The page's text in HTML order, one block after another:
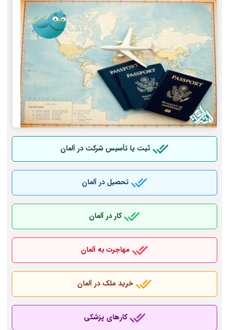
ثبت یا تأسیس شرکت در آلمان
تحصیل در آلمان
کار در آلمان
مهاجرت به آلمان
خرید ملک در آلمان
کارهای پزشکی